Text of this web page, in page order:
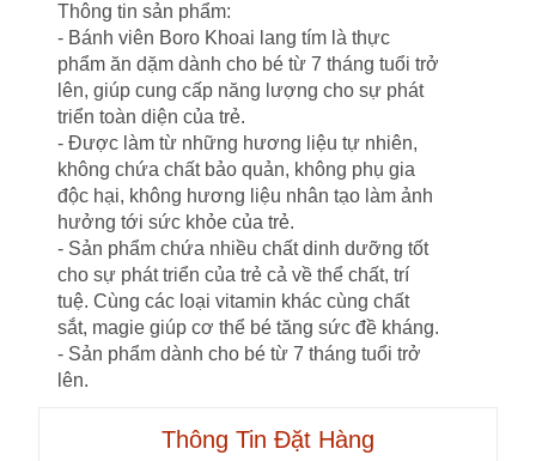
Thông tin sản phẩm:
- Bánh viên Boro Khoai lang tím là thực
phẩm ăn dặm dành cho bé từ 7 tháng tuổi trở
lên, giúp cung cấp năng lượng cho sự phát
triển toàn diện của trẻ.
- Được làm từ những hương liệu tự nhiên,
không chứa chất bảo quản, không phụ gia
độc hại, không hương liệu nhân tạo làm ảnh
hưởng tới sức khỏe của trẻ.
- Sản phẩm chứa nhiều chất dinh dưỡng tốt
cho sự phát triển của trẻ cả về thể chất, trí
tuệ. Cùng các loại vitamin khác cùng chất
sắt, magie giúp cơ thể bé tăng sức đề kháng.
- Sản phẩm dành cho bé từ 7 tháng tuổi trở
lên.
Thông Tin Đặt Hàng